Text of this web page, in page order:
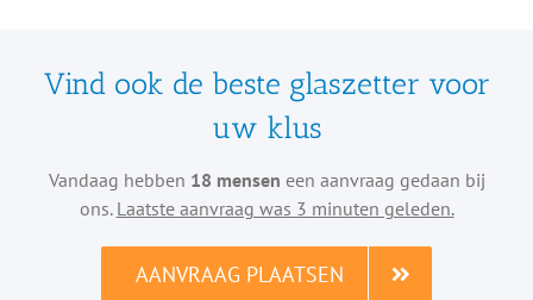
Vind ook de beste glaszetter voor
uw klus
Vandaag hebben 18 mensen een aanvraag gedaan bij
ons. Laatste aanvraag was 3 minuten geleden.
AANVRAAG PLAATSEN